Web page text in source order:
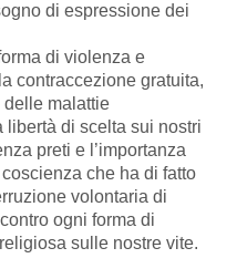
di espressione dei
di violenza e
contraccezione gratuita,
delle malattie
di scelta sui nostri
preti e l’importanza
che ha di fatto
volontaria di
ogni forma di
sulle nostre vite.